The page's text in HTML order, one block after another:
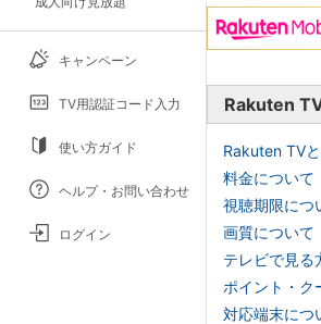
キャンペーン
TV用認証コード入力
使い方ガイド
ヘルプ・お問い合わせ
ログイン
Rakuten
Rakuten TV
料金について
視聴期限につ
画質について
テレビで見る
ポイント・ク
対応端末につ